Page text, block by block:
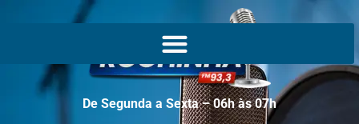
De Segunda a Sexta – 06h às 07h